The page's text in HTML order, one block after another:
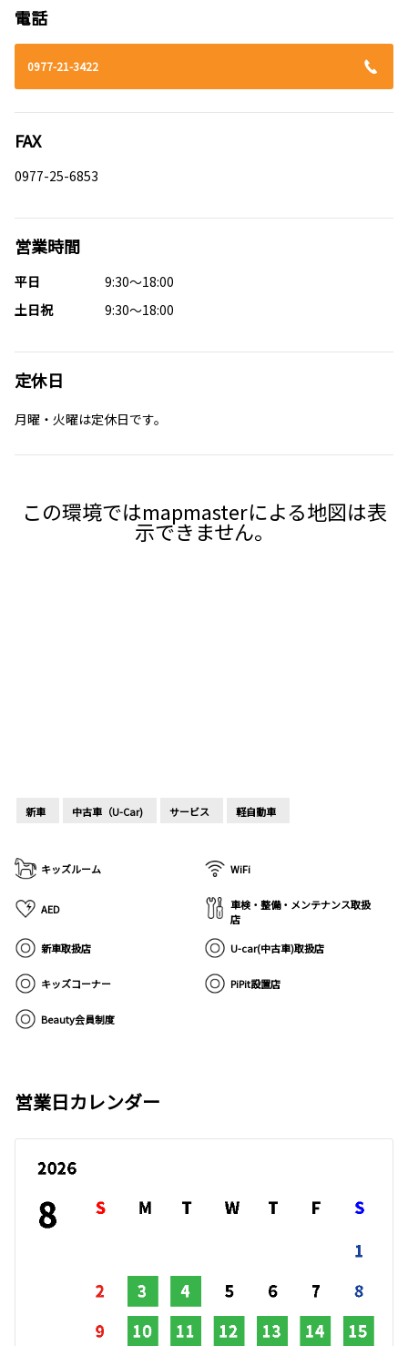
電話
0977-21-3422
FAX
0977-25-6853
営業時間
平日
9:30～18:00
土日祝
9:30～18:00
定休日
月曜・火曜は定休日です。
新車 中古車（U-Car) サービス 軽自動車
キッズルーム WiFi
AED
車検・整備・メンテナンス取扱
店
新車取扱店
U-car(中古車)取扱店
キッズコーナー PiPit設置店
Beauty会員制度
この環境ではmapmasterによる地図は表
示できません。
営業日カレンダー